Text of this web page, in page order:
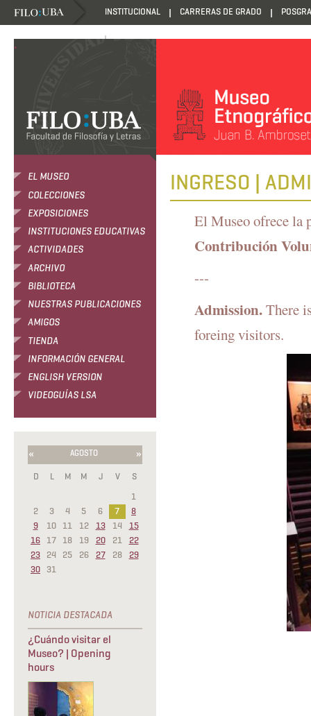
INSTITUCIONAL CARRERAS DE GRADO
DANZANTES DE LA LUZ
.
EL MUSEO
COLECCIONES
EXPOSICIONES
INSTITUCIONES EDUCATIVAS
ACTIVIDADES
ARCHIVO
BIBLIOTECA
NUESTRAS PUBLICACIONES
AMIGOS
TIENDA
INFORMACIÓN GENERAL
ENGLISH VERSION
VIDEOGUÍAS LSA
« AGOSTO »
D L M M J V
S
1
2
3 4 5 6 7
8
9
10 11 12 13 14
15
16 17 18 19 20 21
22
23 24 25 26 27 28
29
30 31
¿Cuándo visitar el
Museo? | Opening
hours
INGRESO |
El Museo ofrece la
Contribución
---
Admission.There
foreing visitors.